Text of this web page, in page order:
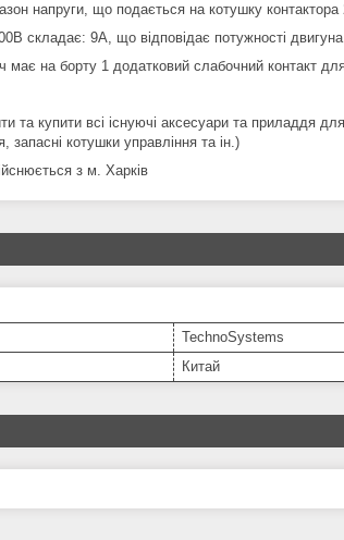
напруги, що подається на котушку
складає: 9А, що відповідає потужності двигуна
має на борту 1 додатковий слабочний контакт
та купити всі існуючі аксесуари та приладдя
запасні котушки управління та ін.)
з м. Харків
TechnoSystems
Китай